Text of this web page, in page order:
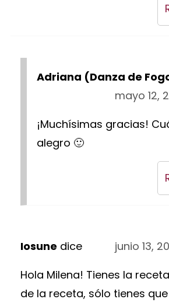
Adriana (Danza de
mayo 12,
¡Muchísimas gracias!
alegro 🙂
Iosune dice
junio 13,
Hola Milena! Tienes la
de la receta, sólo tienes